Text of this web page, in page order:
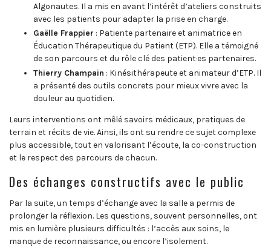
Algonautes. Il a mis en avant l’intérêt d’ateliers construits
avec les patients pour adapter la prise en charge.
Gaëlle Frappier : Patiente partenaire et animatrice en
Éducation Thérapeutique du Patient (ETP). Elle a témoigné
de son parcours et du rôle clé des patient·es partenaires.
Thierry Champain : Kinésithérapeute et animateur d’ETP. Il
a présenté des outils concrets pour mieux vivre avec la
douleur au quotidien.
Leurs interventions ont mêlé savoirs médicaux, pratiques de
terrain et récits de vie. Ainsi, ils ont su rendre ce sujet complexe
plus accessible, tout en valorisant l’écoute, la co-construction
et le respect des parcours de chacun.
Des échanges constructifs avec le public
Par la suite, un temps d’échange avec la salle a permis de
prolonger la réflexion. Les questions, souvent personnelles, ont
mis en lumière plusieurs difficultés : l’accès aux soins, le
manque de reconnaissance, ou encore l’isolement.